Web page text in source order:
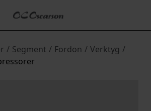
/ Segment / Fordon / Verktyg /